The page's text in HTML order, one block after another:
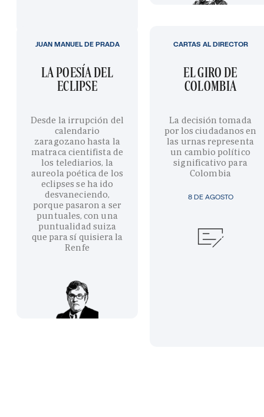
LA POESÍA DEL
ECLIPSE
Desde la irrupción del
calendario
zaragozano hasta la
matraca cientifista de
los telediarios, la
aureola poética de los
eclipses se ha ido
desvaneciendo,
porque pasaron a ser
puntuales, con una
puntualidad suiza
que para sí quisiera la
Renfe
JUAN MANUEL DE PRADA
8 DE AGOSTO
EL GIRO DE
COLOMBIA
La decisión tomada
por los ciudadanos en
las urnas representa
un cambio político
significativo para
Colombia
CARTAS AL DIRECTOR